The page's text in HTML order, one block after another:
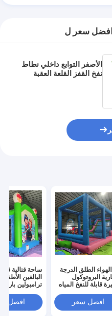
سعر ل
الأصفر التوابع داخلي نطاط
نفخ القفز القلعة العقبة
الطلق الدرجة
البروتوكول
قابلة للنفخ المياه
قلعة هوب
افضل سعر
ساحة قتالية
البالغين الأطفال
ترامبولين بارك
جوست قلعةافضل